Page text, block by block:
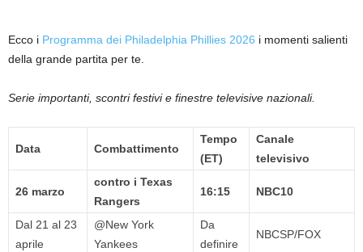
Ecco i Programma dei Philadelphia Phillies 2026 i momenti salienti
della grande partita per te.
Serie importanti, scontri festivi e finestre televisive nazionali.
Data Combattimento
Tempo
(ET)
Canale
televisivo
26 marzo
contro i Texas
Rangers
16:15 NBC10
Dal 21 al 23
aprile
@New York
Yankees
Da
definire
NBCSP/FOX